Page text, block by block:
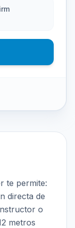
te permite:
directa de
o
metros